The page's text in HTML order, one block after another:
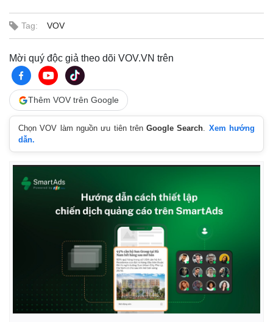
Thế giới
Quan sát
Cuộc sống đó đây
Hồ sơ
E-Magazine
Infographic
Tag: VOV
Mời quý độc giả theo dõi VOV.VN trên
Thêm VOV trên Google
Chọn VOV làm nguồn ưu tiên trênGoogle Search. Xem hướng
dẫn.